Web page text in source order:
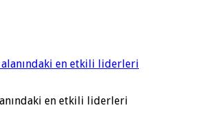
en etkili liderleri